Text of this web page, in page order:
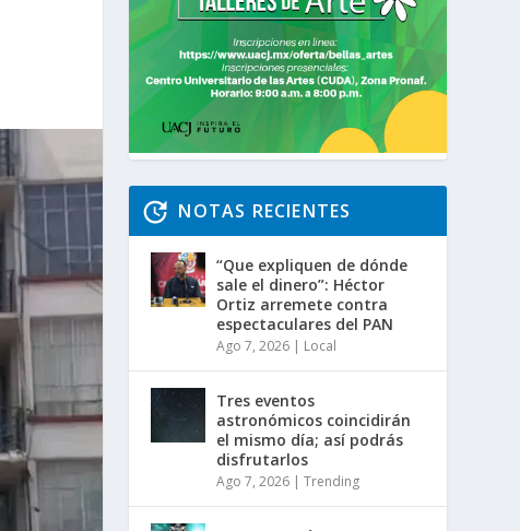
NOTAS RECIENTES
“Que expliquen de dónde
sale el dinero”: Héctor
Ortiz arremete contra
espectaculares del PAN
Ago 7, 2026 | Local
Tres eventos
astronómicos coincidirán
el mismo día; así podrás
disfrutarlos
Ago 7, 2026 |Trending